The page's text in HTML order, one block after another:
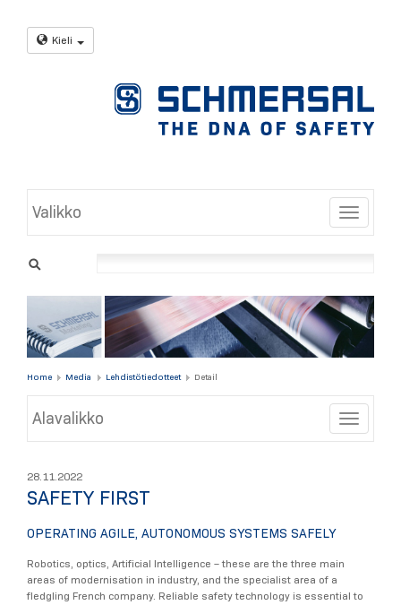
Kieli
Toggle
Valikko
Home Media Lehdistötiedotteet Detail
Toggle
Alavalikko
28.11.2022
SAFETY FIRST
OPERATING AGILE, AUTONOMOUS SYSTEMS SAFELY
Robotics, optics, Artificial Intelligence – these are the three main
areas of modernisation in industry, and the specialist area of a
fledgling French company. Reliable safety technology is essential to